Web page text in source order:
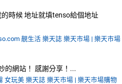
時候 地址就填tenso給個地址
靚生活 樂天誌 樂天市場 | 樂天市場
的網站！ 感謝分享！...
女玩美 樂天誌 樂天市場 | 樂天市場購物